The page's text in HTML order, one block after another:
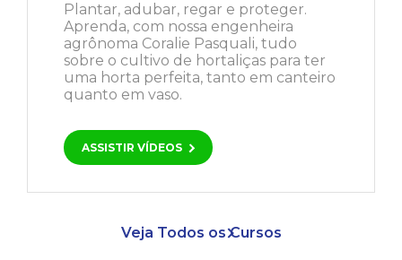
Plantar, adubar, regar e proteger.
Aprenda, com nossa engenheira
agrônoma Coralie Pasquali, tudo
sobre o cultivo de hortaliças para ter
uma horta perfeita, tanto em canteiro
quanto em vaso.
ASSISTIR VÍDEOS
Veja Todos os Cursos